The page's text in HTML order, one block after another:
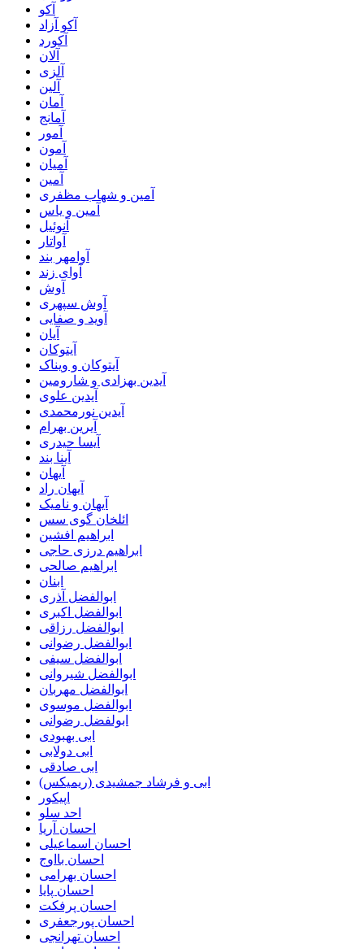
آکو
آکو آزاد
آکورد
آلان
آلزی
آلین
آمان
آمانج
آمور
آمون
آمیان
آمین
آمین و شهاب مظفری
آمین و یاس
آنوئیل
آواتار
آوامهر بند
آوای زند
آوش
آوش سپهری
آوید و صفایی
آیان
آیتوکان
آیتوکان و ویناک
آیدین بهزادی و شارومین
آیدین علوی
آیدین نورمحمدی
آیرین بهرام
آیسا حیدری
آینا بند
آیهان
آیهان راد
آیهان و نامیک
ائلخان گوی سس
ابراهیم افشین
ابراهیم درزی حاجی
ابراهیم صالحی
ابنان
ابوالفضل آذری
ابوالفضل اکبری
ابوالفضل رزاقی
ابوالفضل رضوانی
ابوالفضل سیفی
ابوالفضل شیروانی
ابوالفضل مهربان
ابوالفضل موسوی
ابولفضل رضوانی
ابی بهبودی
ابی دولابی
ابی صادقی
ابی و فرشاد جمشیدی (ریمیکس)
اپیکور
احد سلو
احسان آریا
احسان اسماعیلی
احسان بااوج
احسان بهرامی
احسان پایا
احسان پرفکت
احسان پورجعفری
احسان تهرانجی